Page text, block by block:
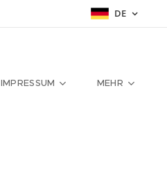
DE
IMPRESSUM MEHR